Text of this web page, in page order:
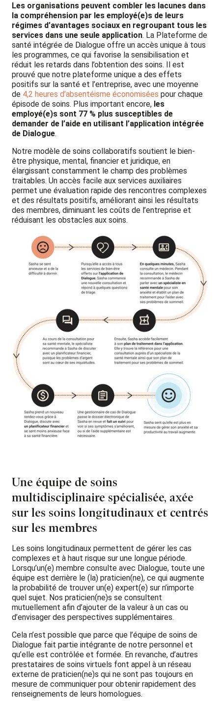
Les organisations peuvent combler les lacunes dans
la compréhension par les employé(e)s de leurs
régimes d’avantages sociaux en regroupant tous les
services dans une seule application. La Plateforme de
santé intégrée de Dialogue offre un accès unique à tous
les programmes, ce qui favorise la sensibilisation et
réduit les retards dans l’obtention des soins. Il est
prouvé que notre plateforme unique a des effets
positifs sur la santé et l’entreprise, avec une moyenne
de 4,2 heures d’absentéisme économisées pour chaque
épisode de soins. Plus important encore, les
employé(e)s sont 77 % plus susceptibles de
demander de l’aide en utilisant l’application intégrée
de Dialogue.
Notre modèle de soins collaboratifs soutient le bien-
être physique, mental, financier et juridique, en
élargissant constamment le champ des problèmes
traitables. Un accès facile aux services auxiliaires
permet une évaluation rapide des rencontres complexes
et des résultats positifs, améliorant ainsi les résultats
des membres, diminuant les coûts de l’entreprise et
réduisant les obstacles aux soins.
Une équipe de soins
multidisciplinaire spécialisée, axée
sur les soins longitudinaux et centrés
sur les membres
Les soins longitudinaux permettent de gérer les cas
complexes et à haut risque sur une longue période.
Lorsqu’un(e) membre consulte avec Dialogue, toute une
équipe est derrière le (la) praticien(ne), ce qui augmente
la probabilité de trouver un(e) expert(e) sur n’importe
quel sujet. Nos praticien(ne)s se consultent
mutuellement afin d’ajouter de la valeur à un cas ou
d’envisager des perspectives supplémentaires.
Cela n’est possible que parce que l’équipe de soins de
Dialogue fait partie intégrante de notre personnel et
qu’elle est contrôlée et formée. En revanche, d’autres
prestataires de soins virtuels font appel à un réseau
externe de praticien(ne)s qui ne sont pas toujours en
mesure de communiquer pour obtenir rapidement des
renseignements de leurs homologues.